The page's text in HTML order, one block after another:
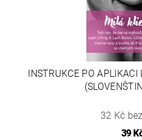
INSTRUKCE PO
32 Kč
39